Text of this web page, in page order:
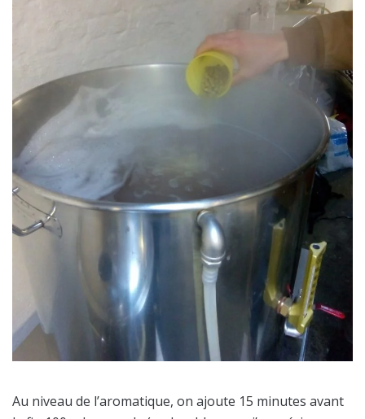
Au niveau de l’aromatique, on ajoute 15 minutes avant